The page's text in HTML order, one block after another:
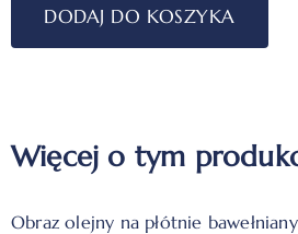
DODAJ DO KOSZYKA
Więcej o tym
Obraz olejny na płótnie